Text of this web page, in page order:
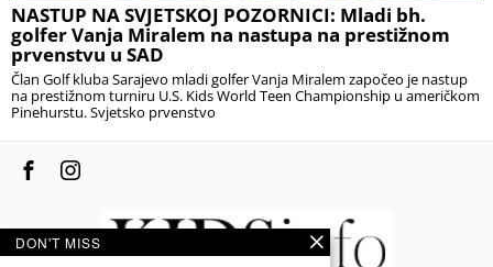
NASTUP NA SVJETSKOJ POZORNICI: Mladi bh.
golfer Vanja Miralem na nastupa na prestižnom
prvenstvu u SAD
Član Golf kluba Sarajevo mladi golfer Vanja Miralem započeo je nastup
na prestižnom turniru U.S. Kids World Teen Championship u američkom
Pinehurstu. Svjetsko prvenstvo
DON'T MISS